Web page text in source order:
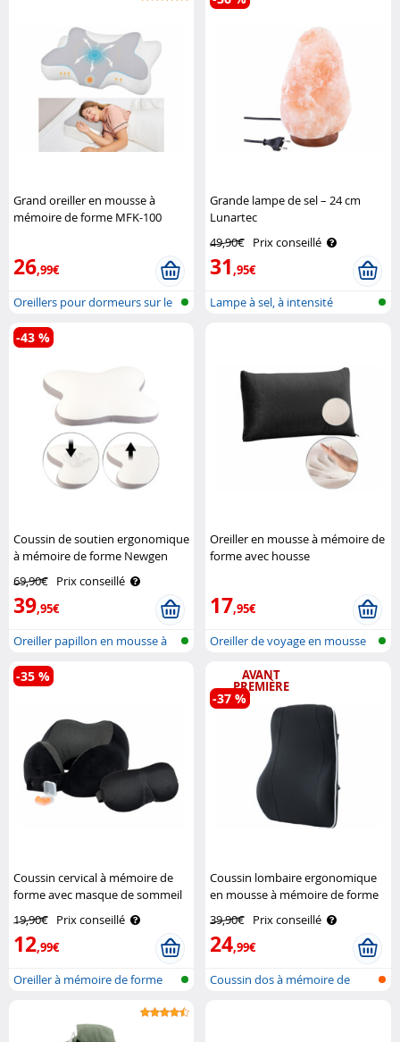
Grand oreiller en mousse à
mémoire de forme MFK-100
26,99€
Oreillers pour dormeurs sur le
vent..
Grande lampe de sel – 24 cm
Lunartec
49,90€ Prix conseillé
31,95€
Lampe à sel, à intensité
Coussin de soutien ergonomique
à mémoire de forme Newgen
69,90€ Prix conseillé
39,95€
-43 %
Oreiller papillon en mousse à
mémoi..
Oreiller en mousse à mémoire de
forme avec housse
17,95€
Oreiller de voyage en mousse
Coussin cervical à mémoire de
forme avec masque de sommeil
Medicals
19,90€ Prix conseillé
12,99€
-35 %
Oreiller à mémoire de forme
AVANT
PREMIÈRE
Coussin lombaire ergonomique
en mousse à mémoire de forme
39,90€ Prix conseillé
24,99€
-37 %
Coussin dos à mémoire de